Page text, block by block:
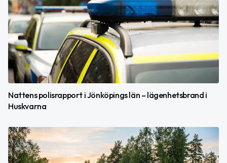
Nattens polisrapport i Jönköpings län – lägenhetsbrand i
Huskvarna